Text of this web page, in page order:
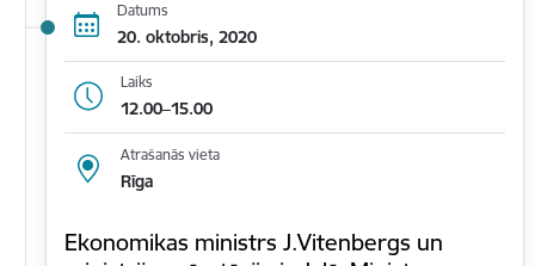
Datums
20. oktobris, 2020
Laiks
12.00–15.00
Atrašanās vieta
Rīga
Ekonomikas ministrs J.Vitenbergs un